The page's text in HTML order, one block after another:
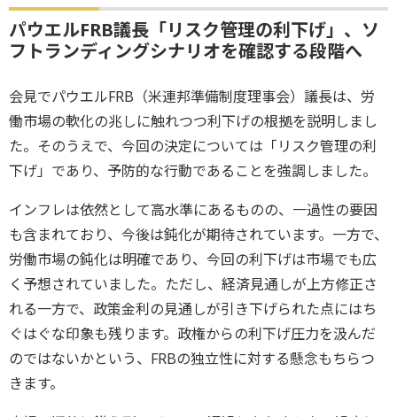
パウエルFRB議長「リスク管理の利下げ」、ソ
フトランディングシナリオを確認する段階へ
会見でパウエルFRB（米連邦準備制度理事会）議長は、労
働市場の軟化の兆しに触れつつ利下げの根拠を説明しまし
た。そのうえで、今回の決定については「リスク管理の利
下げ」であり、予防的な行動であることを強調しました。
インフレは依然として高水準にあるものの、一過性の要因
も含まれており、今後は鈍化が期待されています。一方で、
労働市場の鈍化は明確であり、今回の利下げは市場でも広
く予想されていました。ただし、経済見通しが上方修正さ
れる一方で、政策金利の見通しが引き下げられた点にはち
ぐはぐな印象も残ります。政権からの利下げ圧力を汲んだ
のではないかという、FRBの独立性に対する懸念もちらつ
きます。